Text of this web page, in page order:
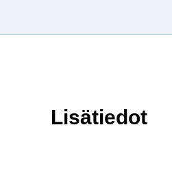
Lisätiedot